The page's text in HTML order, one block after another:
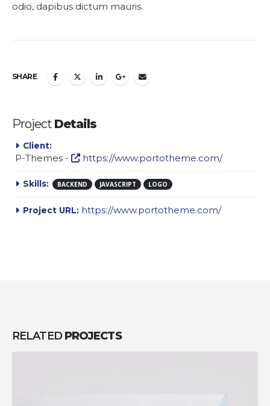
odio, dapibus dictum mauris.
SHARE
Project Details
Client:
P-Themes - https://www.portotheme.com/
Skills: BACKEND JAVASCRIPT LOGO
Project URL: https://www.portotheme.com/
RELATEDPROJECTS